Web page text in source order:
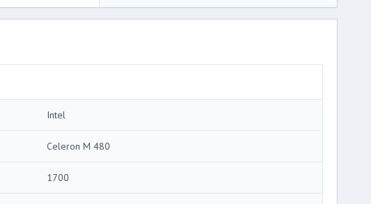
Intel
Celeron M 480
1700